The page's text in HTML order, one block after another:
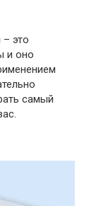
это
и оно
самый